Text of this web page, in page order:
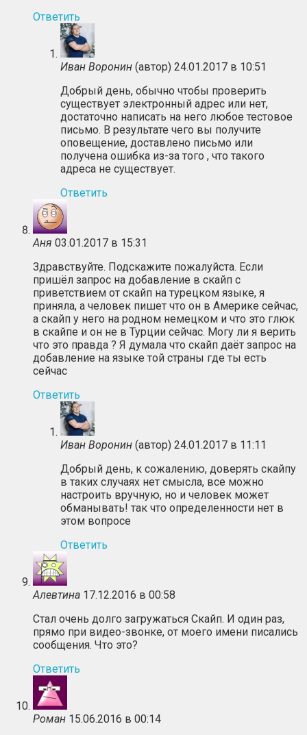
Ответить
Иван Воронин (автор) 24.01.2017 в 10:51
Добрый день, обычно чтобы проверить
существует электронный адрес или нет,
достаточно написать на него любое тестовое
письмо. В результате чего вы получите
оповещение, доставлено письмо или
получена ошибка из-за того , что такого
адреса не существует.
Ответить
Аня 03.01.2017 в 15:31
Здравствуйте. Подскажите пожалуйста. Если
пришёл запрос на добавление в скайп с
приветствием от скайп на турецком языке, я
приняла, а человек пишет что он в Америке сейчас,
а скайп у него на родном немецком и что это глюк
в скайпе и он не в Турции сейчас. Могу ли я верить
что это правда ? Я думала что скайп даёт запрос на
добавление на языке той страны где ты есть
сейчас
Ответить
Иван Воронин (автор) 24.01.2017 в 11:11
Добрый день, к сожалению, доверять скайпу
в таких случаях нет смысла, все можно
настроить вручную, но и человек может
обманывать! так что определенности нет в
этом вопросе
Ответить
Алевтина 17.12.2016 в 00:58
Стал очень долго загружаться Скайп. И один раз,
прямо при видео-звонке, от моего имени писались
сообщения. Что это?
Ответить
Роман 15.06.2016 в 00:14